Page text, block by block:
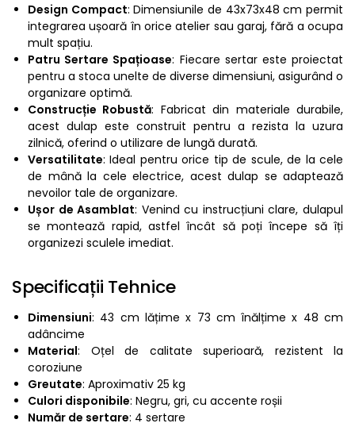
Design Compact: Dimensiunile de 43x73x48 cm permit
integrarea ușoară în orice atelier sau garaj, fără a ocupa
mult spațiu.
Patru Sertare Spațioase: Fiecare sertar este proiectat
pentru a stoca unelte de diverse dimensiuni, asigurând o
organizare optimă.
Construcție Robustă: Fabricat din materiale durabile,
acest dulap este construit pentru a rezista la uzura
zilnică, oferind o utilizare de lungă durată.
Versatilitate: Ideal pentru orice tip de scule, de la cele
de mână la cele electrice, acest dulap se adaptează
nevoilor tale de organizare.
Ușor de Asamblat: Venind cu instrucțiuni clare, dulapul
se montează rapid, astfel încât să poți începe să îți
organizezi sculele imediat.
Specificații Tehnice
Dimensiuni: 43 cm lățime x 73 cm înălțime x 48 cm
adâncime
Material: Oțel de calitate superioară, rezistent la
coroziune
Greutate: Aproximativ 25 kg
Culori disponibile: Negru, gri, cu accente roșii
Număr de sertare: 4 sertare